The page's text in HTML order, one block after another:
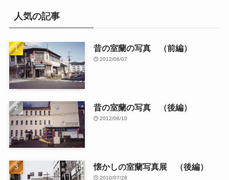
人気の記事
昔の室蘭の写真 （前編）
2012/06/07
昔の室蘭の写真 （後編）
2012/06/10
懐かしの室蘭写真展 （後編）
2010/07/28